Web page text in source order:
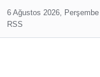
6 Ağustos 2026, Perşembe
RSS